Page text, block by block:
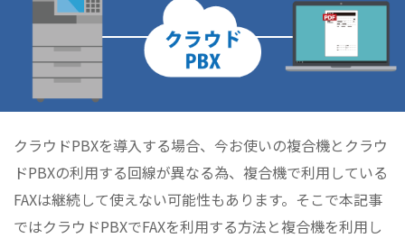
クラウドPBXを導入する場合、今お使いの複合機とクラウ
ドPBXの利用する回線が異なる為、複合機で利用している
FAXは継続して使えない可能性もあります。そこで本記事
ではクラウドPBXでFAXを利用する方法と複合機を利用し